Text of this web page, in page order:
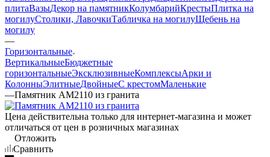
плитаВазыДекор на памятникКолумбарийКрестыПлитка на
могилуСтолики, ЛавочкиТабличка на могилуЩебень на
могилу
—
Горизонтальные
ВертикальныеБюджетные
горизонтальныеЭксклюзивныеКомплексыАрки и
КолонныЭлитныеДвойныеС крестомМаленькие
—Памятник AM2110 из гранита
Цена действительна только для интернет-магазина и может
отличаться от цен в розничных магазинах
Отложить
Сравнить